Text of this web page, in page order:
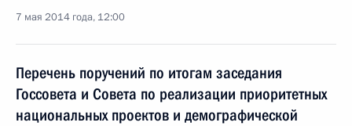
7 мая 2014 года, 12:00
Перечень поручений по итогам заседания
Госсовета и Совета по реализации приоритетных
национальных проектов и демографической